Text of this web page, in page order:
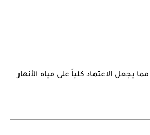
مما يجعل الاعتماد كلياً على مياه الأنهار